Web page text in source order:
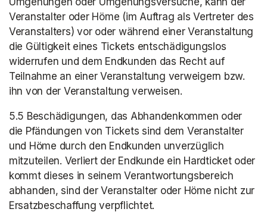
Veranstalter oder Höme (im Auftrag als Vertreter des
Veranstalters) vor oder während einer Veranstaltung
die Gültigkeit eines Tickets entschädigungslos
widerrufen und dem Endkunden das Recht auf
Teilnahme an einer Veranstaltung verweigern bzw.
ihn von der Veranstaltung verweisen.
5.5 Beschädigungen, das Abhandenkommen oder
die Pfändungen von Tickets sind dem Veranstalter
und Höme durch den Endkunden unverzüglich
mitzuteilen. Verliert der Endkunde ein Hardticket oder
kommt dieses in seinem Verantwortungsbereich
abhanden, sind der Veranstalter oder Höme nicht zur
Ersatzbeschaffung verpflichtet.